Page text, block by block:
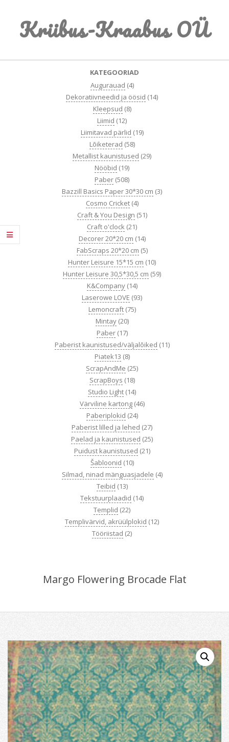
contentKriibus-Kraabus OÜ
KATEGOORIAD
Augurauad (4)
Dekoratiivneedid ja öösid (14)
Kleepsud (8)
Liimid (12)
Liimitavad pärlid (19)
Lõiketerad (58)
Metallist kaunistused (29)
Nööbid (19)
Paber (508)
Bazzill Basics Paper 30*30 cm (3)
Cosmo Cricket (4)
Craft & You Design (51)
Craft o'clock (21)
Decorer 20*20 cm (14)
FabScraps 20*20 cm (5)
Hunter Leisure 15*15 cm (10)
Hunter Leisure 30,5*30,5 cm (59)
K&Company (14)
Laserowe LOVE (93)
Lemoncraft (75)
Mintay (20)
Paber (17)
Paberist kaunistused/väljalõiked (11)
Piatek13 (8)
ScrapAndMe (25)
ScrapBoys (18)
Studio Light (14)
Värviline kartong (46)
Paberiplokid (24)
Paberist lilled ja lehed (27)
Paelad ja kaunistused (25)
Puidust kaunistused (21)
Šabloonid (10)
Silmad, ninad mänguasjadele (4)
Teibid (13)
Tekstuurplaadid (14)
Templid (22)
Templivärvid, akrüülplokid (12)
Tööriistad (2)
Margo Flowering Brocade Flat